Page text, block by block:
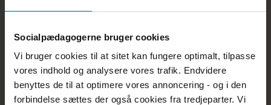
Socialpædagogerne bruger cookies
Vi bruger cookies til at sitet kan fungere optimalt, tilpasse
vores indhold og analysere vores trafik. Endvidere
benyttes de til at optimere vores annoncering - og i den
forbindelse sættes der også cookies fra tredjeparter. Vi
Læs mere her
Sagsbehandlere